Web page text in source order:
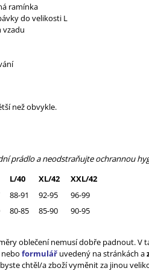
ramínka
do velikosti L
vzadu
než obvykle.
prádlo a neodstraňujte ochrannou
L/40 XL/42
XXL/42
88-91 92-95
96-99
80-85 85-90 90-95
oblečení nemusí dobře padnout.
formulář uvedený na stránkách a
chtěl/a zboží vyměnit za jinou